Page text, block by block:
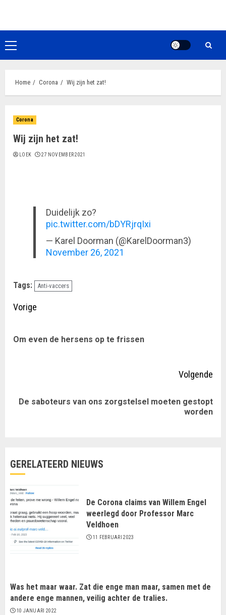
de
inhoudPrimair
menu
Home Corona Wij zijn het zat!
Corona
Wij zijn het zat!
LOEK 27 NOVEMBER 2021
Duidelijk zo?
pic.twitter.com/bDYRjrqIxi
— Karel Doorman (@KarelDoorman3)
November 26, 2021
Tags: Anti-vaccers
Doorgaan
lezen
Vorige
Om even de hersens op te frissen
Volgende
Volgende
De saboteurs van ons zorgstelsel moeten gestopt
worden
GERELATEERD NIEUWS
De Corona claims van Willem Engel
weerlegd door Professor Marc
Veldhoen
11 FEBRUARI 2023
Was het maar waar. Zat die enge man maar, samen met de
andere enge mannen, veilig achter de tralies.
10 JANUARI 2022